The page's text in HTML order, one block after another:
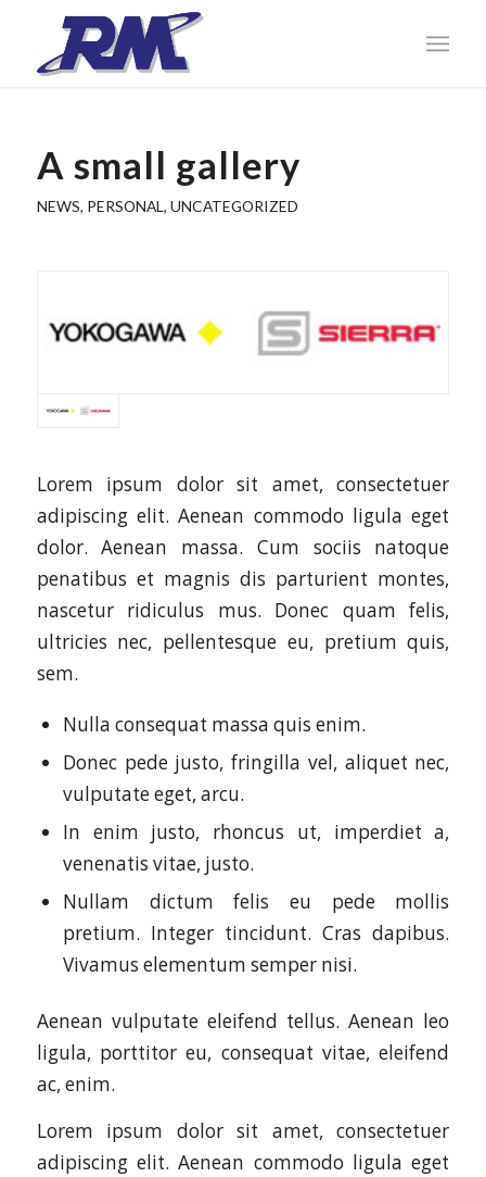
A small gallery
NEWS, PERSONAL, UNCATEGORIZED
Lorem ipsum dolor sit amet, consectetuer
adipiscing elit. Aenean commodo ligula eget
dolor. Aenean massa. Cum sociis natoque
penatibus et magnis dis parturient montes,
nascetur ridiculus mus. Donec quam felis,
ultricies nec, pellentesque eu, pretium quis,
sem.
Nulla consequat massa quis enim.
Donec pede justo, fringilla vel, aliquet nec,
vulputate eget, arcu.
In enim justo, rhoncus ut, imperdiet a,
venenatis vitae, justo.
Nullam dictum felis eu pede mollis
pretium. Integer tincidunt. Cras dapibus.
Vivamus elementum semper nisi.
Aenean vulputate eleifend tellus. Aenean leo
ligula, porttitor eu, consequat vitae, eleifend
ac, enim.
Lorem ipsum dolor sit amet, consectetuer
adipiscing elit. Aenean commodo ligula eget